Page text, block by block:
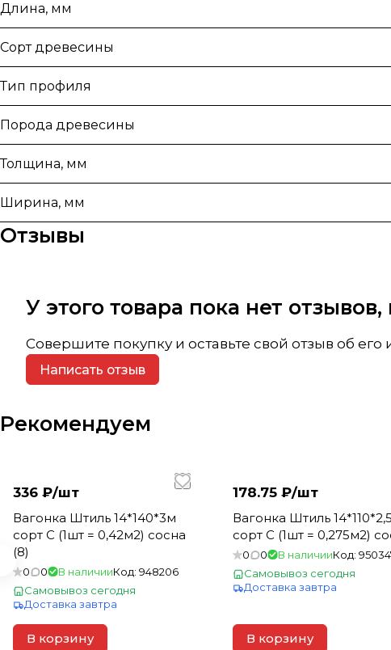
Длина, мм
Сорт древесины
Тип профиля
Порода древесины
Толщина, мм
Ширина, мм
Отзывы
У этого товара пока нет
Совершите покупку и оставьте свой отзыв об его
Написать отзыв
Рекомендуем
336 ₽/шт
Вагонка Штиль 14*140*3м
сорт С (1шт = 0,42м2) сосна
(8)
0 0 В наличииКод: 948206
Самовывоз сегодня
Доставка завтра
В корзину
178.75 ₽/шт
Вагонка Штиль
сорт С (1шт = 0,275м2)
0 0 В наличииКод:
Самовывоз сегодня
Доставка завтра
В корзину